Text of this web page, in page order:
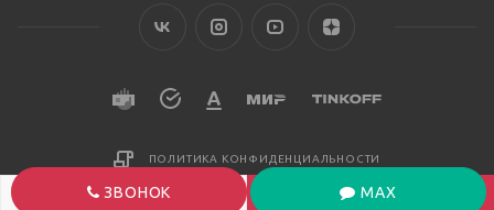
ЗВОНОК MAX
В КОРЗИНУ
ПОЛИТИКА КОНФИДЕНЦИАЛЬНОСТИ